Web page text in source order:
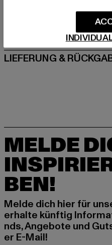
GRÖSSE & PASSFORM
PFLEGEHINWEISE
LIEFERUNG &
MELDE
BEN!
Melde dich hier für
erhalte künftig
nds, Angebote und
er E-Mail!